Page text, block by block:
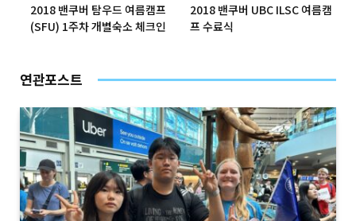
2018 밴쿠버 탐우드 여름캠프
(SFU) 1주차 개별숙소 체크인
2018 밴쿠버 UBC ILSC 여름캠
프 수료식
연관포스트